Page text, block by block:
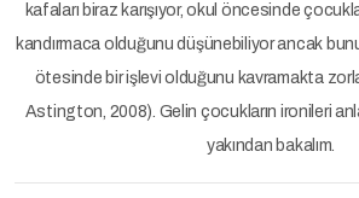
kafaları biraz karışıyor, okul öncesinde
kandırmaca olduğunu düşünebiliyor ancak
ötesinde bir işlevi olduğunu kavramakta
Astington, 2008). Gelin çocukların ironileri
yakından bakalım.